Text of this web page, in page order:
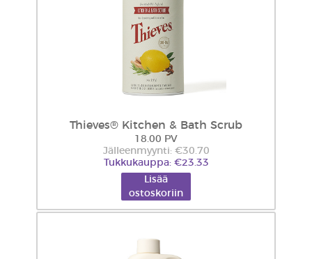
Thieves® Kitchen & Bath Scrub
18.00 PV
Jälleenmyynti: €30.70
Tukkukauppa: €23.33
Lisää
ostoskoriin